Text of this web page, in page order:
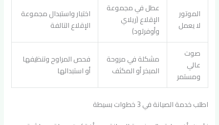
الموتور
لا يعمل
عطل في مجموعة
الإقلاع (ريلاي
وأوفرلود)
اختبار واستبدال مجموعة
الإقلاع التالفة
صوت
عالي
ومستمر
مشكلة في مروحة
المبخر أو المكثف
فحص المراوح وتنظيفها
أو استبدالها
اطلب خدمة الصيانة في 3 خطوات بسيطة